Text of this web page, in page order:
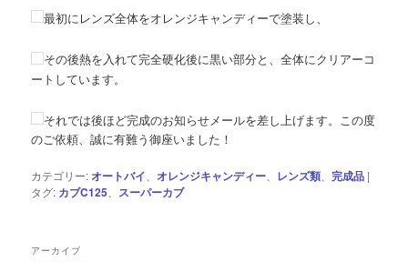
最初にレンズ全体をオレンジキャンディーで塗装し、
その後熱を入れて完全硬化後に黒い部分と、全体にクリアーコ
ートしています。
それでは後ほど完成のお知らせメールを差し上げます。この度
のご依頼、誠に有難う御座いました！
カテゴリー: オートバイ オレンジキャンディー レンズ類 、完成品 |
タグ: カブC125 スーパーカブ
アーカイブ